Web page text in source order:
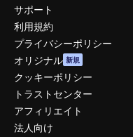
サポート
利用規約
プライバシーポリシー
オリジナル 新規
クッキーポリシー
トラストセンター
アフィリエイト
法人向け